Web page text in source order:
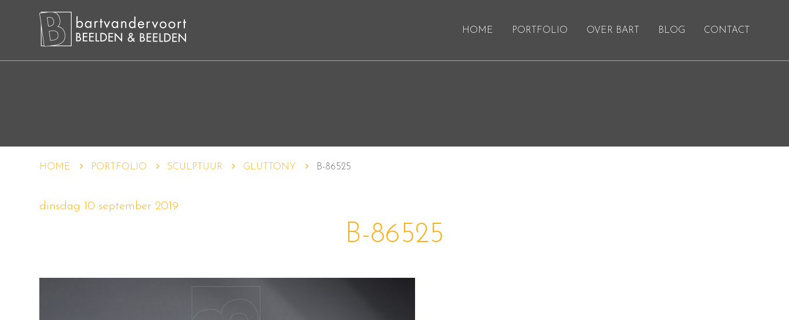
HOME PORTFOLIO OVER BART BLOG CONTACT
HOME PORTFOLIO SCULPTUUR GLUTTONY B-86525
dinsdag 10 september 2019
B-86525